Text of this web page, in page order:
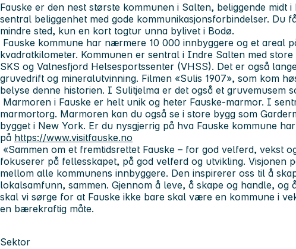
Fauske er den nest største kommunen i Salten, beliggende midt
sentral beliggenhet med gode kommunikasjonsforbindelser. Du
mindre sted, kun en kort togtur unna bylivet i Bodø.
Fauske kommune har nærmere 10 000 innbyggere og et areal
kvadratkilometer. Kommunen er sentral i Indre Salten med
SKS og Valnesfjord Helsesportssenter (VHSS). Det er også
gruvedrift og mineralutvinning. Filmen «Sulis 1907», som kom
belyse denne historien. I Sulitjelma er det også et gruvemusem
Marmoren i Fauske er helt unik og heter Fauske-marmor. I
marmortorg. Marmoren kan du også se i store bygg som
bygget i New York. Er du nysgjerrig på hva Fauske kommune
på https://www.visitfauske.no
«Sammen om et fremtidsrettet Fauske – for god velferd, vekst
fokuserer på fellesskapet, på god velferd og utvikling. Visjonen
mellom alle kommunens innbyggere. Den inspirerer oss til å
lokalsamfunn, sammen. Gjennom å leve, å skape og handle, og
skal vi sørge for at Fauske ikke bare skal være en kommune i
en bærekraftig måte.
Sektor